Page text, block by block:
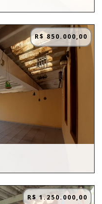
R$ 850.000,00
R$ 1.250.000,00